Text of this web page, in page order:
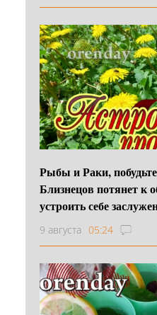
Рыбы и Раки,
Близнецов потянет к
устроить себе
9 августа 05:24